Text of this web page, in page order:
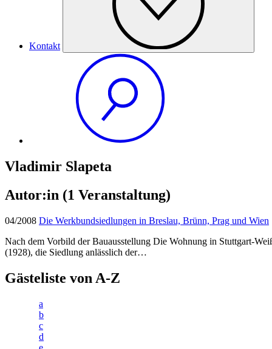
Kontakt
Vladimir Slapeta
Autor:in (1 Veranstaltung)
04/2008 Die Werkbundsiedlungen in Breslau, Brünn, Prag und Wien
Nach dem Vorbild der Bauausstellung Die Wohnung in Stuttgart-
(1928), die Siedlung anlässlich der…
Gästeliste von A-Z
a
b
c
d